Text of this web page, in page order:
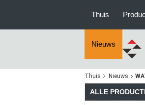
Thuis
Nieuws
Thuis Nieuws
ALLE